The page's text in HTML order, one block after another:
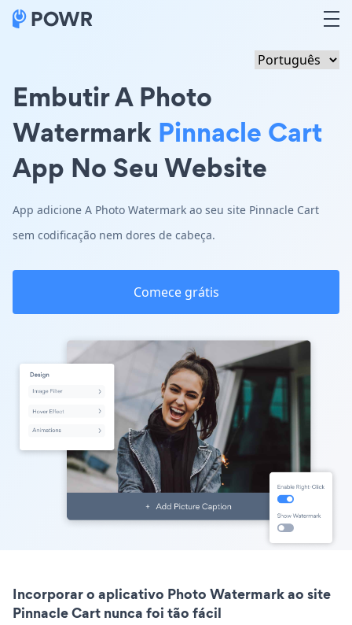
Embutir A Photo
Watermark Pinnacle Cart
App No Seu Website
App adicione A Photo Watermark ao seu site Pinnacle Cart
sem codificação nem dores de cabeça.
Comece grátis
Incorporar o aplicativo Photo Watermark ao site
Pinnacle Cart nunca foi tão fácil